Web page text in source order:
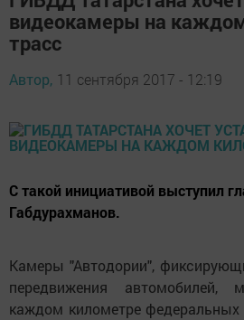
видеокамеры на
трасс
Автор, 11 сентября 2017 - 12:19
С такой инициативой выступил
Габдурахманов.
Камеры "Автодории",
передвижения автомобилей,
каждом километре федеральных